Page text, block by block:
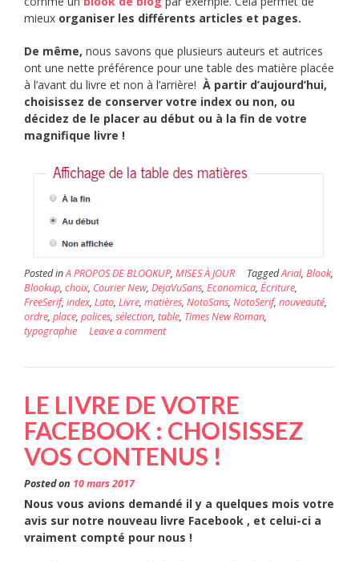
mieux organiser les différents articles et pages.
De même, nous savons que plusieurs auteurs et autrices
ont une nette préférence pour une table des matière placée
à l’avant du livre et non à l’arrière! À partir d’aujourd’hui,
choisissez de conserver votre index ou non, ou
décidez de le placer au début ou à la fin de votre
magnifique livre !
Posted inA PROPOS DE BLOOKUP, MISES À JOUR TaggedArial, Blook,
Blookup, choix, Courier New, DejaVuSans, Economica, Écriture,
FreeSerif, index, Lato, Livre, matières, NotoSans, NotoSerif, nouveauté,
ordre, place, polices, sélection, table, Times New Roman,
typographie
Leave a comment
LE LIVRE DE VOTRE
FACEBOOK : CHOISISSEZ
VOS CONTENUS !
Posted on 10 mars 2017
Nous vous avions demandé il y a quelques mois votre
avis sur notre nouveau livre Facebook , et celui-ci a
vraiment compté pour nous !